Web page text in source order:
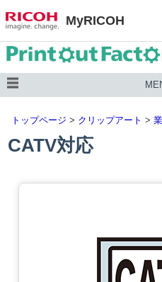
MyRICOH
トップページ > クリップアート >
CATV対応